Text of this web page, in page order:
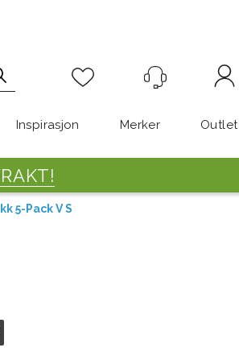
Inspirasjon Merker Outlet
5-Pack V S